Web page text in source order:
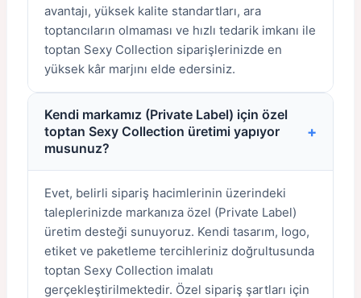
avantajı, yüksek kalite standartları, ara
toptancıların olmaması ve hızlı tedarik imkanı ile
toptan Sexy Collection siparişlerinizde en
yüksek kâr marjını elde edersiniz.
Kendi markamız (Private Label) için özel
toptan Sexy Collection üretimi yapıyor
musunuz?
+
Evet, belirli sipariş hacimlerinin üzerindeki
taleplerinizde markanıza özel (Private Label)
üretim desteği sunuyoruz. Kendi tasarım, logo,
etiket ve paketleme tercihleriniz doğrultusunda
toptan Sexy Collection imalatı
gerçekleştirilmektedir. Özel sipariş şartları için